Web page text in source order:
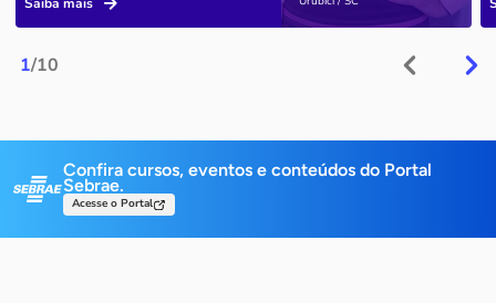
1/10
Confira cursos, eventos e conteúdos do Portal
Sebrae.
Acesse o Portal